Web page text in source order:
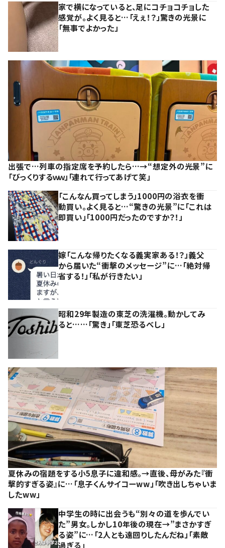
家で横になっていると、足にコチョコチョした
感覚が。よく見ると…「えぇ！？」驚きの光景に
「無事でよかった」
出張で…列車の指定席を予約したら…→“想定外の光景”に
「びっくりするｗｗ」「連れて行ってあげて笑」
「こんなん買ってしまう」1000円の浴衣を衝
動買い。よく見ると…“驚きの光景”に「これは
即買い」「1000円だったのですか？！」
嫁「こんな帰りたくなる義実家ある！？」義父
から届いた“衝撃のメッセージ”に…「絶対帰
省する！」「私が行きたい」
昭和29年製造の東芝の洗濯機。動かしてみ
ると……「驚き」「東芝恐るべし」
夏休みの宿題をする小5息子に違和感。→直後、母がみた『衝
撃的すぎる姿』に…「息子くんサイコーww」「吹き出しちゃいま
したww」
中学生の時に出会うも“別々の道を歩んでい
た”男女。しかし10年後の現在→”まさかすぎ
る姿”に…「2人とも遠回りしたんだね」「素敵
過ぎる」